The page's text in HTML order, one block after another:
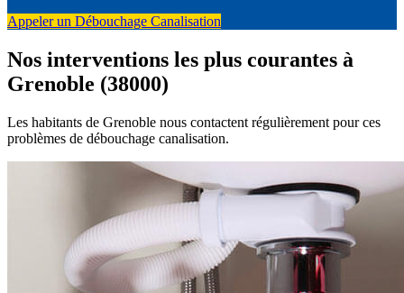
Appeler un Débouchage Canalisation
Nos interventions les plus courantes à
Grenoble (38000)
Les habitants de Grenoble nous contactent régulièrement pour ces
problèmes de débouchage canalisation.